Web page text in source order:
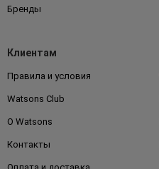
Бренды
Клиентам
Правила и условия
Watsons Club
О Watsons
Контакты